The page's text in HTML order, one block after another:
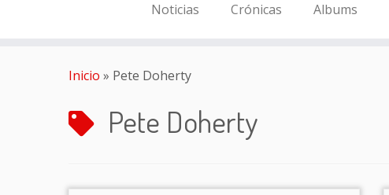
Noticias Crónicas Albums
Inicio » Pete Doherty
Pete Doherty